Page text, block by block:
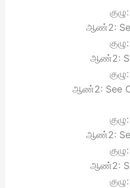
ஆண்2:
ஆண்2:
ஆண்2: See
ஆண்2:
ஆண்2: